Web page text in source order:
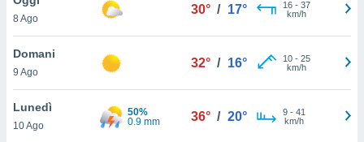
è
al sito
di
ci
di
8 Ago
30° / 17° 16- 37
km/h
Domani
9 Ago
32° / 16° 10- 25
km/h
Lunedì
10 Ago
50%
0.9 mm
36° / 20° 9- 41
km/h